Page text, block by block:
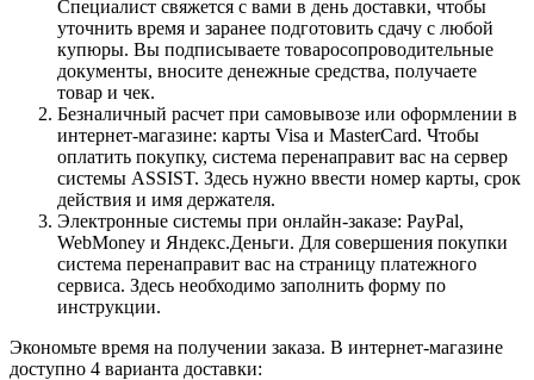
Специалист свяжется с вами в день доставки, чтобы
уточнить время и заранее подготовить сдачу с любой
купюры. Вы подписываете товаросопроводительные
документы, вносите денежные средства, получаете
товар и чек.
Безналичный расчет при самовывозе или оформлении в
интернет-магазине: карты Visa и MasterCard. Чтобы
оплатить покупку, система перенаправит вас на сервер
системы ASSIST. Здесь нужно ввести номер карты, срок
действия и имя держателя.
Электронные системы при онлайн-заказе: PayPal,
WebMoney и Яндекс.Деньги. Для совершения покупки
система перенаправит вас на страницу платежного
сервиса. Здесь необходимо заполнить форму по
инструкции.
Экономьте время на получении заказа. В интернет-магазине
доступно 4 варианта доставки: